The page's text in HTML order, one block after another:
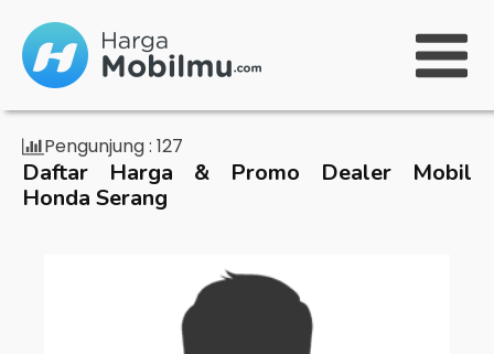
Pengunjung : 127
Daftar Harga & Promo Dealer Mobil
Honda Serang